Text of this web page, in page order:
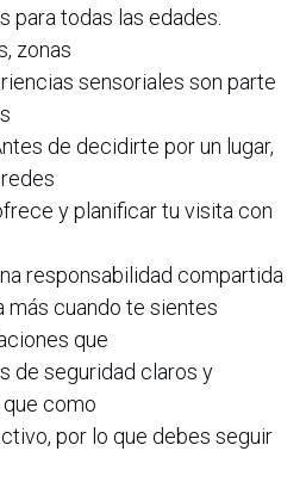
para todas las edades.
zonas
sensoriales son parte
de decidirte por un lugar,
y planificar tu visita con
responsabilidad compartida
más cuando te sientes
que
de seguridad claros y
como
por lo que debes seguir